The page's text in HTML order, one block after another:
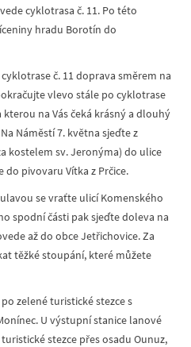
cyklotrasa č. 11. Po této
hradu Borotín do
č. 11 doprava směrem na
vlevo stále po cyklotrase
kterou na Vás čeká krásný a dlouhý
Náměstí 7. května sjeďte z
kostelem sv. Jeronýma) do ulice
do pivovaru Vítka z Prčice.
se vraťte ulicí Komenského
spodní části pak sjeďte doleva na
až do obce Jetřichovice. Za
těžké stoupání, které můžete
zelené turistické stezce s
U výstupní stanice lanové
stezce přes osadu Ounuz,